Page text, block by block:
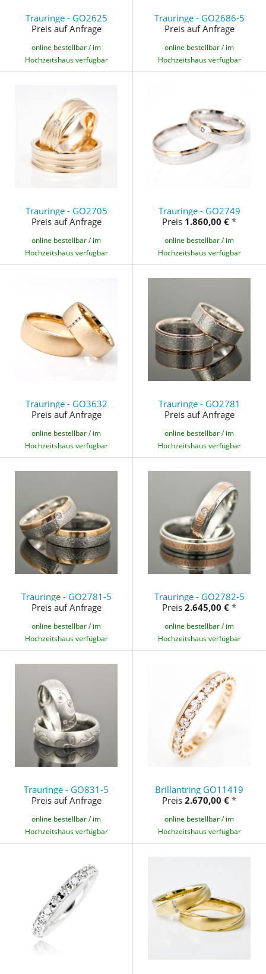
Trauringe - GO2625
Preis auf Anfrage
online bestellbar / im
Hochzeitshaus verfügbar
Trauringe - GO2686-5
Preis auf Anfrage
online bestellbar / im
Hochzeitshaus verfügbar
Trauringe - GO2705
Preis auf Anfrage
online bestellbar / im
Hochzeitshaus verfügbar
Trauringe - GO2749
Preis 1.860,00 € *
online bestellbar / im
Hochzeitshaus verfügbar
Trauringe - GO3632
Preis auf Anfrage
online bestellbar / im
Hochzeitshaus verfügbar
Trauringe - GO2781
Preis auf Anfrage
online bestellbar / im
Hochzeitshaus verfügbar
Trauringe - GO2781-5
Preis auf Anfrage
online bestellbar / im
Hochzeitshaus verfügbar
Trauringe - GO2782-5
Preis 2.645,00 € *
online bestellbar / im
Hochzeitshaus verfügbar
Trauringe - GO831-5
Preis auf Anfrage
online bestellbar / im
Hochzeitshaus verfügbar
Brillantring GO11419
Preis 2.670,00 € *
online bestellbar / im
Hochzeitshaus verfügbar